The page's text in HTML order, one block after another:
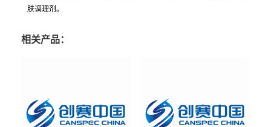
肤调理剂。
相关产品：